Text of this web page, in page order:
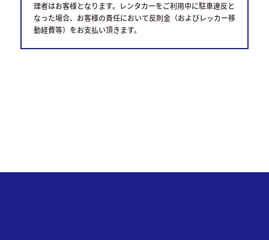
理者はお客様となります。レンタカーをご利用中に駐車違反と
なった場合、お客様の責任において反則金（およびレッカー移
動経費等）をお支払い頂きます。